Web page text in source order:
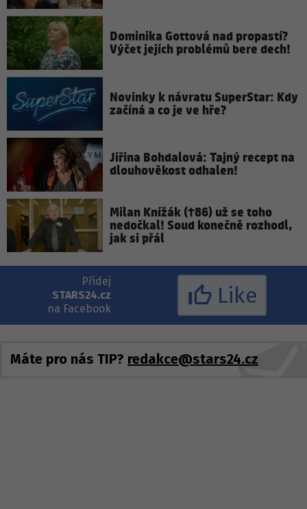
Dominika Gottová nad propastí?
Výčet jejích problémů bere dech!
Novinky k návratu SuperStar: Kdy
začíná a co je ve hře?
Jiřina Bohdalová: Tajný recept na
dlouhověkost odhalen!
Milan Knížák (†86) už se toho
nedočkal! Soud konečně rozhodl,
jak si přál
Přidej
STARS24.cz
na Facebook
Like
Máte pro nás TIP? redakce@stars24.cz